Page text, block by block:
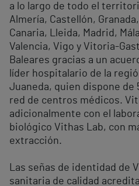
a lo largo de todo el
Almería, Castellón,
Canaria, Lleida, Madrid,
Valencia, Vigo y Vitoria-
Baleares gracias a un
líder hospitalario de la
Juaneda, quien dispone de
red de centros médicos.
adicionalmente con el
biológico Vithas Lab, con
extracción.
Las señas de identidad de
sanitaria de calidad